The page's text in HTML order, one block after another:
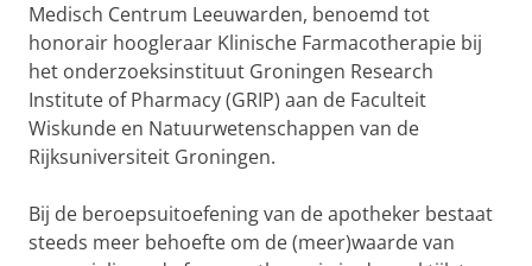
Medisch Centrum Leeuwarden, benoemd tot
honorair hoogleraar Klinische Farmacotherapie bij
het onderzoeksinstituut Groningen Research
Institute of Pharmacy (GRIP) aan de Faculteit
Wiskunde en Natuurwetenschappen van de
Rijksuniversiteit Groningen.
Bij de beroepsuitoefening van de apotheker bestaat
steeds meer behoefte om de (meer)waarde van